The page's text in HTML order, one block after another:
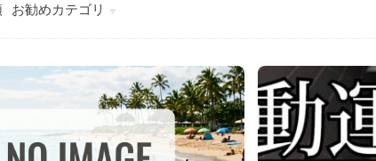
お勧めカテゴリ
故障診断整備のススメ